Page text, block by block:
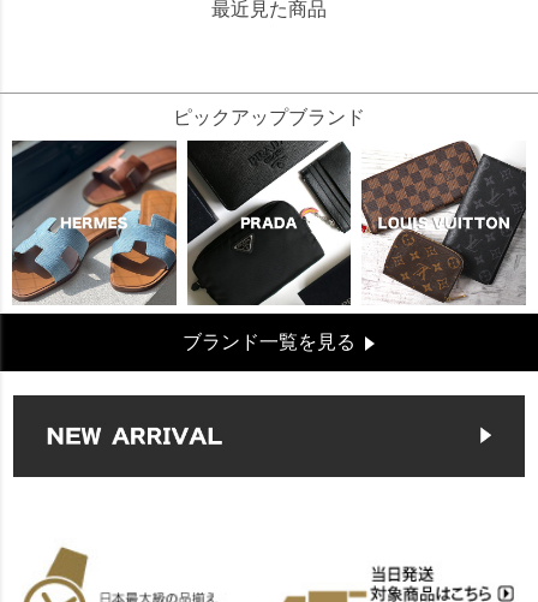
最近見た商品
ピックアップブランド
ブランド一覧を見る